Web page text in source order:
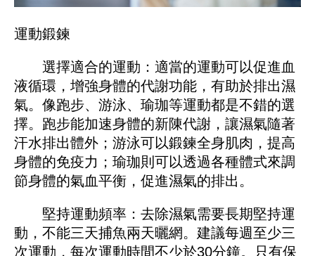
運動鍛鍊
選擇適合的運動：適當的運動可以促進血
液循環，增強身體的代謝功能，有助於排出濕
氣。像跑步、游泳、瑜珈等運動都是不錯的選
擇。跑步能加速身體的新陳代謝，讓濕氣隨著
汗水排出體外；游泳可以鍛鍊全身肌肉，提高
身體的免疫力；瑜珈則可以透過各種體式來調
節身體的氣血平衡，促進濕氣的排出。
堅持運動頻率：去除濕氣需要長期堅持運
動，不能三天捕魚兩天曬網。建議每週至少三
次運動，每次運動時間不少於30分鐘。只有保